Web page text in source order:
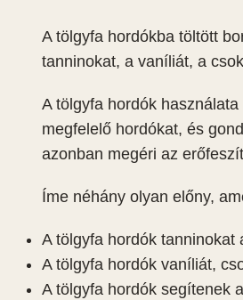
A tölgyfa hordókba töltött
tanninokat, a vaníliát, a
A tölgyfa hordók
megfelelő hordókat, és
azonban megéri az
Íme néhány olyan előny,
A tölgyfa hordók
A tölgyfa hordók vaníliát,
A tölgyfa hordók segítenek